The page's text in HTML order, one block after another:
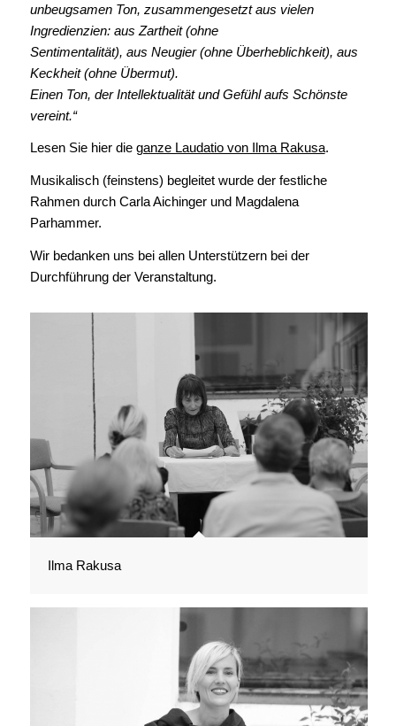
unbeugsamen Ton, zusammengesetzt aus vielen
Ingredienzien: aus Zartheit (ohne
Sentimentalität), aus Neugier (ohne Überheblichkeit), aus
Keckheit (ohne Übermut).
Einen Ton, der Intellektualität und Gefühl aufs Schönste
vereint.“
Lesen Sie hier die ganze Laudatio von Ilma Rakusa.
Musikalisch (feinstens) begleitet wurde der festliche
Rahmen durch Carla Aichinger und Magdalena
Parhammer.
Wir bedanken uns bei allen Unterstützern bei der
Durchführung der Veranstaltung.
Ilma Rakusa